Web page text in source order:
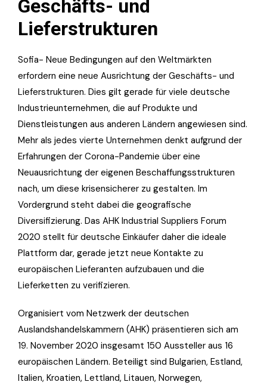
Geschäfts- und
Lieferstrukturen
Sofia- Neue Bedingungen auf den Weltmärkten
erfordern eine neue Ausrichtung der Geschäfts- und
Lieferstrukturen. Dies gilt gerade für viele deutsche
Industrieunternehmen, die auf Produkte und
Dienstleistungen aus anderen Ländern angewiesen sind.
Mehr als jedes vierte Unternehmen denkt aufgrund der
Erfahrungen der Corona-Pandemie über eine
Neuausrichtung der eigenen Beschaffungsstrukturen
nach, um diese krisensicherer zu gestalten. Im
Vordergrund steht dabei die geografische
Diversifizierung. Das AHK Industrial Suppliers Forum
2020 stellt für deutsche Einkäufer daher die ideale
Plattform dar, gerade jetzt neue Kontakte zu
europäischen Lieferanten aufzubauen und die
Lieferketten zu verifizieren.
Organisiert vom Netzwerk der deutschen
Auslandshandelskammern (AHK) präsentieren sich am
19. November 2020 insgesamt 150 Aussteller aus 16
europäischen Ländern. Beteiligt sind Bulgarien, Estland,
Italien, Kroatien, Lettland, Litauen, Norwegen,